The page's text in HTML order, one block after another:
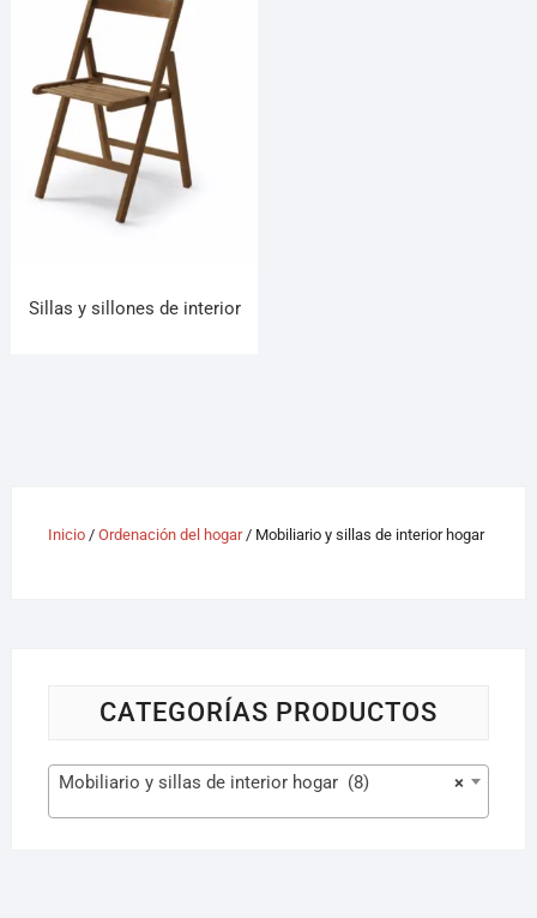
Sillas y sillones de interior
Inicio/ Ordenación del hogar/ Mobiliario y sillas de interior hogar
CATEGORÍAS PRODUCTOS
×
Mobiliario y sillas de interior hogar (8)